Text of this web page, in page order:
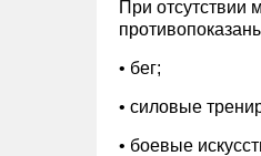
sport@only-
При отсутствии
• бег;
• силовые
• боевые